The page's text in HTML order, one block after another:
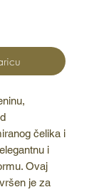
čelika i
i
Ovaj
je za